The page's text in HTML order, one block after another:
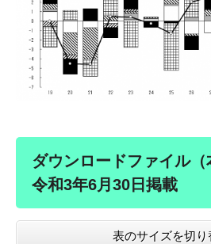
ダウンロードファイル（
令和3年6月30日掲載
表のサイズを切り